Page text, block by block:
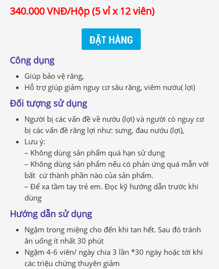
340.000 VNĐ/Hộp (5 vỉ x 12 viên)
Công dụng
Giúp bảo vệ răng,
Hỗ trợ giúp giảm nguy cơ sâu răng, viêm nướu( lợi)
Đối tượng sử dụng
Người bị các vấn đề về nướu (lợi) và người có nguy cơ
bị các vấn đề răng lợi như: sưng, đau nướu (lợi),
Lưu ý:
– Không dùng sản phẩm quá hạn sử dụng
– Không dùng sản phẩm nếu có phản ứng quá mẫn với
bất cứ thành phần nào của sản phẩm.
– Để xa tầm tay trẻ em. Đọc kỹ hướng dẫn trước khi
dùng
Hướng dẫn sử dụng
Ngậm trong miệng cho đến khi tan hết. Sau đó tránh
ăn uống ít nhất 30 phút
Ngậm 4-6 viên/ ngày chia 3 lần *30 ngày hoặc tới khi
các triệu chứng thuyên giảm